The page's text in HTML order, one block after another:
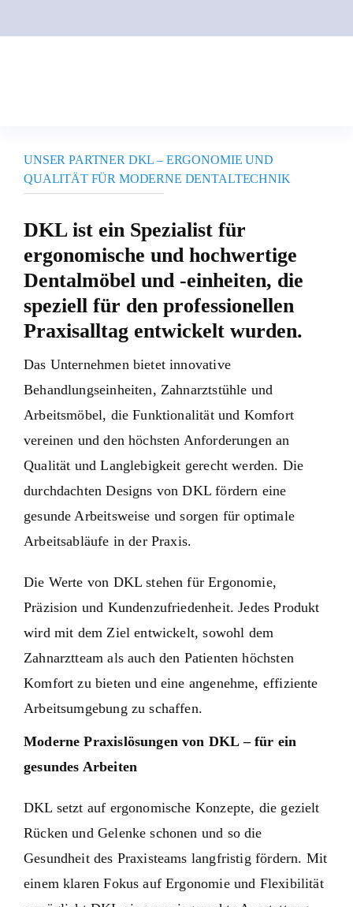
Kontakt
Team
Über uns
Unsere Partner
Reparaturservice
Blog
UNSER PARTNER DKL – ERGONOMIE UND
QUALITÄT FÜR MODERNE DENTALTECHNIK
DKL ist ein Spezialist für
ergonomische und hochwertige
Dentalmöbel und -einheiten, die
speziell für den professionellen
Praxisalltag entwickelt wurden.
Das Unternehmen bietet innovative
Behandlungseinheiten, Zahnarztstühle und
Arbeitsmöbel, die Funktionalität und Komfort
vereinen und den höchsten Anforderungen an
Qualität und Langlebigkeit gerecht werden. Die
durchdachten Designs von DKL fördern eine
gesunde Arbeitsweise und sorgen für optimale
Arbeitsabläufe in der Praxis.
Die Werte von DKL stehen für Ergonomie,
Präzision und Kundenzufriedenheit. Jedes Produkt
wird mit dem Ziel entwickelt, sowohl dem
Zahnarztteam als auch den Patienten höchsten
Komfort zu bieten und eine angenehme, effiziente
Arbeitsumgebung zu schaffen.
Moderne Praxislösungen von DKL – für ein
gesundes Arbeiten
DKL setzt auf ergonomische Konzepte, die gezielt
Rücken und Gelenke schonen und so die
Gesundheit des Praxisteams langfristig fördern. Mit
einem klaren Fokus auf Ergonomie und Flexibilität